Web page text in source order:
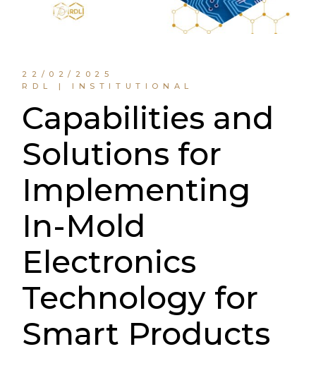
22/02/2025
RDL | INSTITUTIONAL
Capabilities and
Solutions for
Implementing
In-Mold
Electronics
Technology for
Smart Products